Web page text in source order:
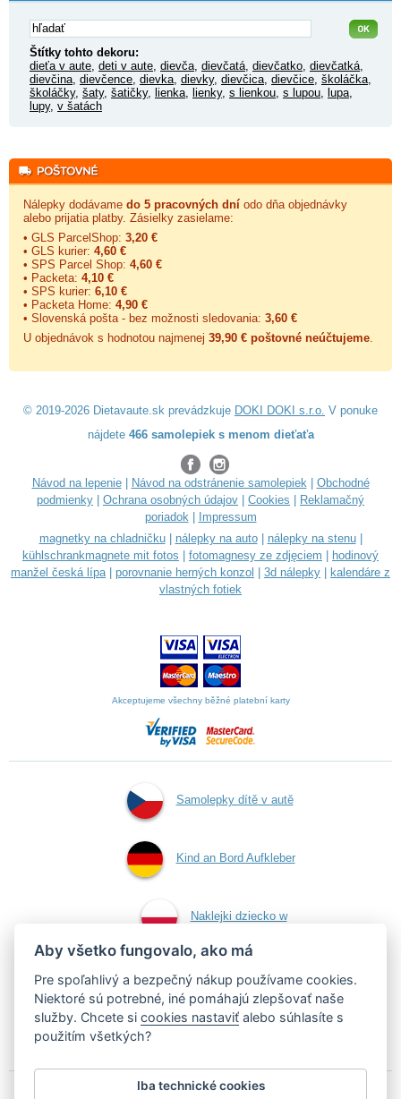
Štítky tohto dekoru:
dieťa v aute, deti v aute, dievča, dievčatá, dievčatko, dievčatká,
dievčina, dievčence, dievka, dievky, dievčica, dievčice, školáčka,
školáčky, šaty, šatičky, lienka, lienky, s lienkou, s lupou, lupa,
lupy, v šatách
Nálepky dodávame do 5 pracovných dní odo dňa objednávky
alebo prijatia platby. Zásielky zasielame:
• GLS ParcelShop: 3,20 €
• GLS kurier: 4,60 €
• SPS Parcel Shop: 4,60 €
• Packeta: 4,10 €
• SPS kurier: 6,10 €
• Packeta Home: 4,90 €
• Slovenská pošta - bez možnosti sledovania: 3,60 €
U objednávok s hodnotou najmenej 39,90 € poštovné neúčtujeme.
© 2019-2026 Dietavaute.sk prevádzkuje DOKI DOKI s.r.o. V ponuke
nájdete 466 samolepiek s menom dieťaťa
Návod na lepenie| Návod na odstránenie samolepiek| Obchodné
podmienky
Ochrana osobných údajov Cookies
Reklamačný
poriadok|
Impressum
magnetky na chladničku| nálepky na auto| nálepky na stenu|
kühlschrankmagnete mit fotos
fotomagnesy ze zdjęciem
hodinový
manžel česká lípa| porovnanie herných konzol 3d nálepky
kalendáre z
vlastných fotiek
Akceptujeme všechny běžné platební karty
Samolepky dítě v autě
Kind an Bord Aufkleber
Naklejki dziecko w
aucie
Podľa zákona o evidencii tržieb je predávajúci povinný vystaviť
Aby všetko fungovalo, ako má
Pre spoľahlivý a bezpečný nákup používame cookies.
Niektoré sú potrebné, iné pomáhajú zlepšovať naše
služby. Chcete sicookies nastaviť alebo súhlasíte s
použitím všetkých?
Iba technické cookies